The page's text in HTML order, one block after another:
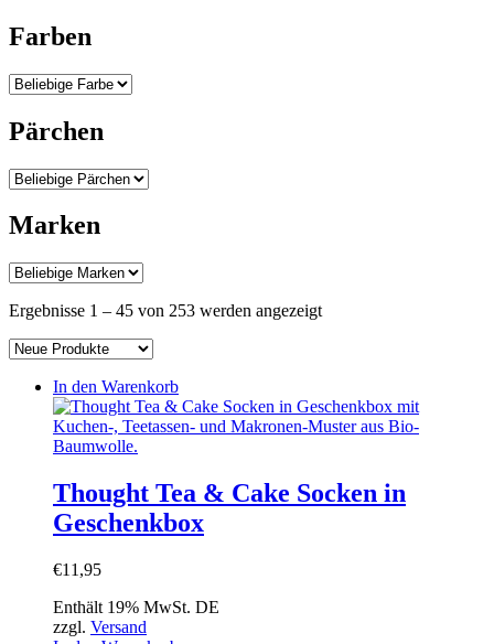
Farben
Pärchen
Marken
Ergebnisse 1 – 45 von 253 werden angezeigtNach
In den Warenkorb
Thought Tea & Cake Socken in
Geschenkbox
€11,95
Enthält 19% MwSt. DE
zzgl. Versand